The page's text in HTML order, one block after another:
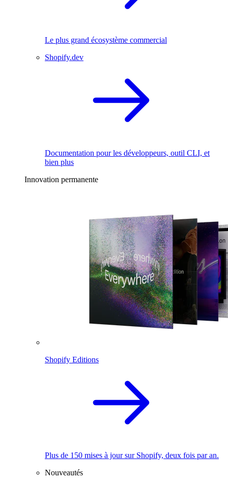
Le plus grand écosystème commercial
Shopify.dev
Documentation pour les développeurs, outil CLI, et
bien plus
Innovation permanente
Shopify Editions
Plus de 150 mises à jour sur Shopify, deux fois par an.
Nouveautés